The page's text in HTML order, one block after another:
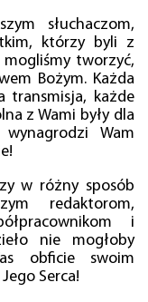
słuchaczom,
którzy byli z
tworzyć,
Bożym. Każda
transmisja, każde
z Wami były dla
Wam
w różny sposób
redaktorom,
i
nie mogłoby
obficie swoim
Serca!